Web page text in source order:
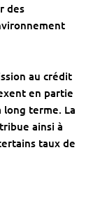
des
au crédit
en partie
long terme. La
ainsi à
taux de